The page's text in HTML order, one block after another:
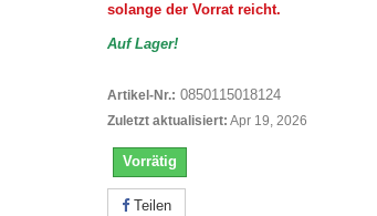
solange der Vorrat reicht.
Auf Lager!
Artikel-Nr.: 0850115018124
Zuletzt aktualisiert: Apr 19, 2026
Vorrätig
Teilen